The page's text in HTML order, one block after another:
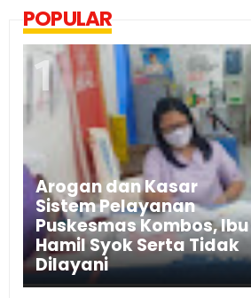
POPULAR
Arogan dan Kasar
Sistem Pelayanan
Puskesmas Kombos, Ibu
Hamil Syok Serta Tidak
Dilayani